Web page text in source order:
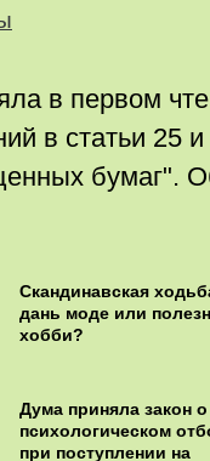
в первом
в статьи 25
бумаг".
Скандинавская
дань моде или
хобби?
Дума приняла закон о
психологическом
при поступлении на